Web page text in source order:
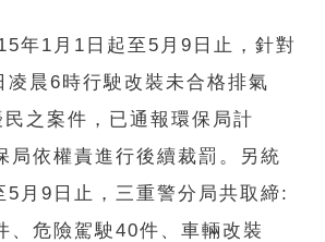
年1月1日起至5月9日止，針對
凌晨6時行駛改裝未合格排氣
之案件，已通報環保局計
局依權責進行後續裁罰。另統
5月9日止，三重警分局共取締:
、危險駕駛40件、車輛改裝